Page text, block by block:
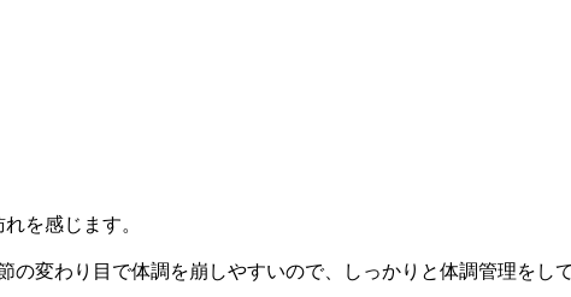
を感じます。
変わり目で体調を崩しやすいので、しっかりと体調管理をし